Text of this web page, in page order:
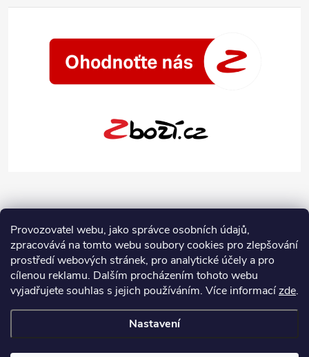
Provozovatel webu, jako správce osobních údajů,
zpracovává na tomto webu soubory cookies pro zlepšování
prostředí webových stránek, pro analytické účely a pro
cílenou reklamu. Dalším procházením tohoto webu
vyjadřujete souhlas s jejich používáním. Více informacízde.
Nastavení
nastavení cookies